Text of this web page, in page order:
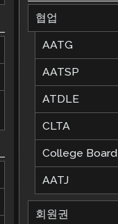
협업
AATG
AATSP
ATDLE
CLTA
College Board
AATJ
회원권